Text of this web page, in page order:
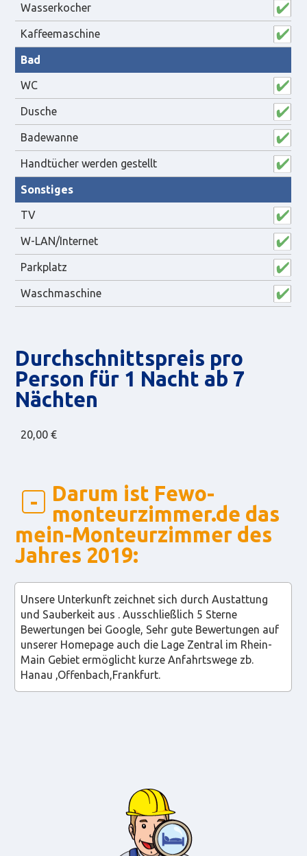
Wasserkocher
Kaffeemaschine
Bad
WC
Dusche
Badewanne
Handtücher werden gestellt
Sonstiges
TV
W-LAN/Internet
Parkplatz
Waschmaschine
Durch­schnitts­preis pro
Person für 1 Nacht ab 7
Nächten
20,00 €
Darum ist Fewo-
monteurzimmer.de das
mein-Monteurzimmer des
Jahres 2019:
Unsere Unterkunft zeichnet sich durch Austattung
und Sauberkeit aus . Ausschließlich 5 Sterne
Bewertungen bei Google, Sehr gute Bewertungen auf
unserer Homepage auch die Lage Zentral im Rhein-
Main Gebiet ermöglicht kurze Anfahrtswege zb.
Hanau ,Offenbach,Frankfurt.